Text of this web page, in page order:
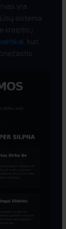
yra
sistema
kreiptis į
, kuri